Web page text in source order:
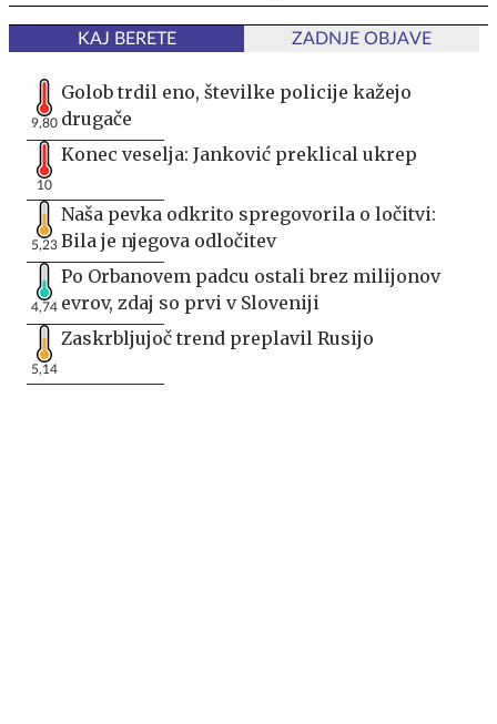
KAJ BERETE ZADNJE OBJAVE
9,80
Golob trdil eno, številke policije kažejo
drugače
10
Konec veselja: Janković preklical ukrep
5,23
Naša pevka odkrito spregovorila o ločitvi:
Bila je njegova odločitev
4,74
Po Orbanovem padcu ostali brez milijonov
evrov, zdaj so prvi v Sloveniji
5,14
Zaskrbljujoč trend preplavil Rusijo